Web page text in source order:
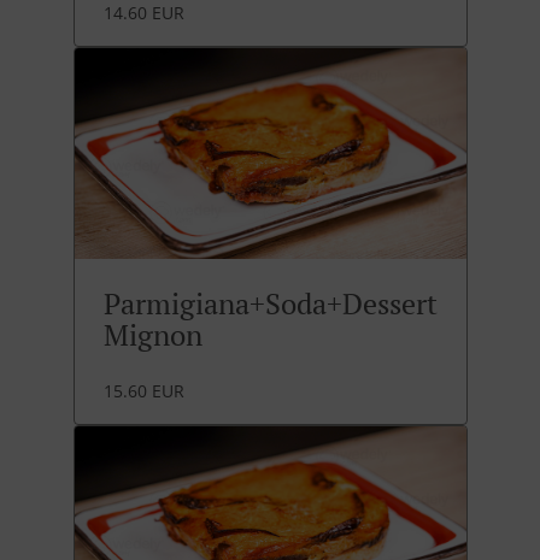
14.60 EUR
Parmigiana+Soda+Dessert
Mignon
15.60 EUR